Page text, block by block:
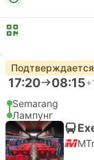
17:20 08:15
Semarang
Лампунг